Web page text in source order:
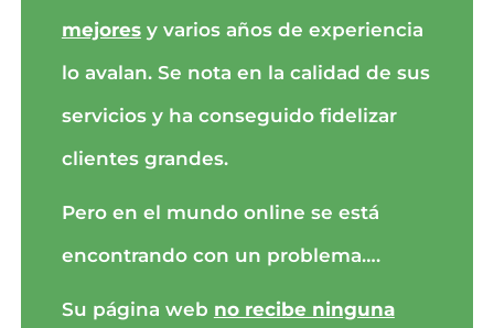
mejoresy varios años de experiencia
lo avalan. Se nota en la calidad de sus
servicios y ha conseguido fidelizar
clientes grandes.
Pero en el mundo online se está
encontrando con un problema….
Su página web no recibe ninguna